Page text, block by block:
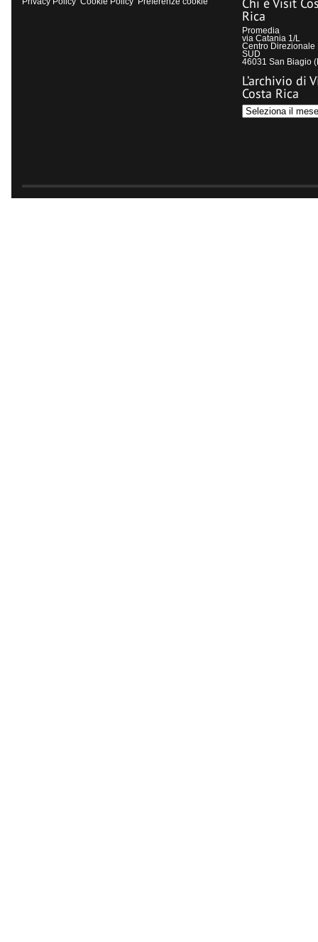
Chi è Visit
Rica
Promedia
via Catania 1/L
Centro Direzionale
SUD
46031 San Biagio
L’archivio di
Costa Rica
L’archivio
di